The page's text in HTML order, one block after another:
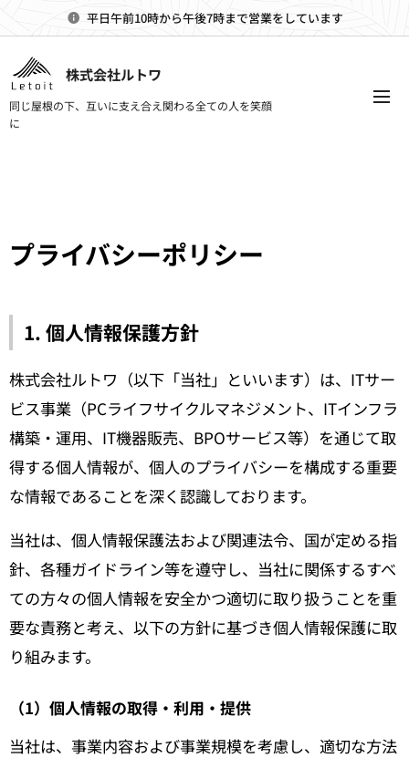
平日午前10時から午後7時まで営業をしています
株式会社ルトワ
同じ屋根の下、互いに支え合え関わる全ての人を笑顔
に
プライバシーポリシー
1. 個人情報保護方針
株式会社ルトワ（以下「当社」といいます）は、ITサー
ビス事業（PCライフサイクルマネジメント、ITインフラ
構築・運用、IT機器販売、BPOサービス等）を通じて取
得する個人情報が、個人のプライバシーを構成する重要
な情報であることを深く認識しております。
当社は、個人情報保護法および関連法令、国が定める指
針、各種ガイドライン等を遵守し、当社に関係するすべ
ての方々の個人情報を安全かつ適切に取り扱うことを重
要な責務と考え、以下の方針に基づき個人情報保護に取
り組みます。
（1）個人情報の取得・利用・提供
当社は、事業内容および事業規模を考慮し、適切な方法